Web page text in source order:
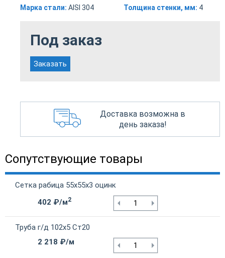
Марка стали: AISI 304
Толщина стенки, мм: 4
Под заказ
Заказать
Доставка возможна в
день заказа!
Сопутствующие товары
Сетка рабица 55х55х3 оцинк
402 ₽/м2
Труба г/д 102х5 Ст20
2 218 ₽/м